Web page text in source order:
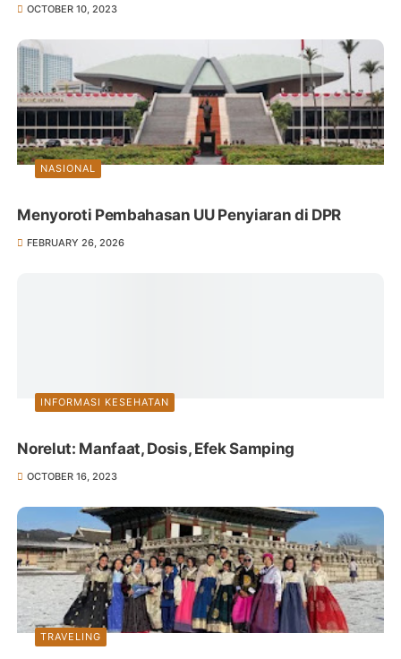
OCTOBER 10, 2023
NASIONAL
Menyoroti Pembahasan UU Penyiaran di DPR
FEBRUARY 26, 2026
INFORMASI KESEHATAN
Norelut: Manfaat, Dosis, Efek Samping
OCTOBER 16, 2023
TRAVELING